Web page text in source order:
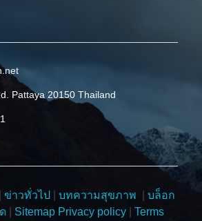
Pattaya 20150 Thailand
ข่าวทั่วไป บทความสุขภาพ
บล็อก
Sitemap Privacy policy
Terms